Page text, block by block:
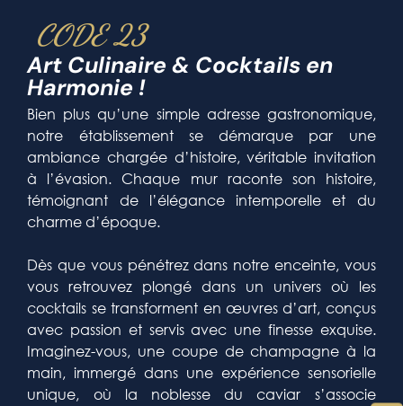
CODE 23
Art Culinaire & Cocktails en
Harmonie !
Bien plus qu’une simple adresse gastronomique,
notre établissement se démarque par une
ambiance chargée d’histoire, véritable invitation
à l’évasion. Chaque mur raconte son histoire,
témoignant de l’élégance intemporelle et du
charme d’époque.
Dès que vous pénétrez dans notre enceinte, vous
vous retrouvez plongé dans un univers où les
cocktails se transforment en œuvres d’art, conçus
avec passion et servis avec une finesse exquise.
Imaginez-vous, une coupe de champagne à la
main, immergé dans une expérience sensorielle
unique, où la noblesse du caviar s’associe